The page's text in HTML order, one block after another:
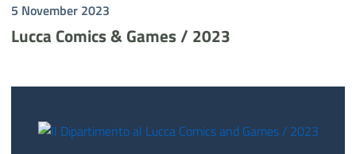
5 November 2023
Lucca Comics & Games / 2023